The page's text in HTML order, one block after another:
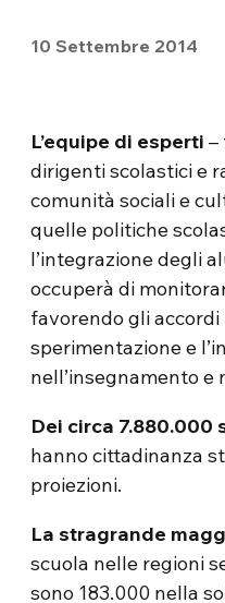
10 Settembre 2014
L’equipe di esperti –
dirigenti scolastici e
comunità sociali e
quelle politiche
l’integrazione degli
occuperà di
favorendo gli
sperimentazione e
nell’insegnamento e
Dei circa
hanno cittadinanza
proiezioni.
La stragrande
scuola nelle regioni
sono 183.000 nella